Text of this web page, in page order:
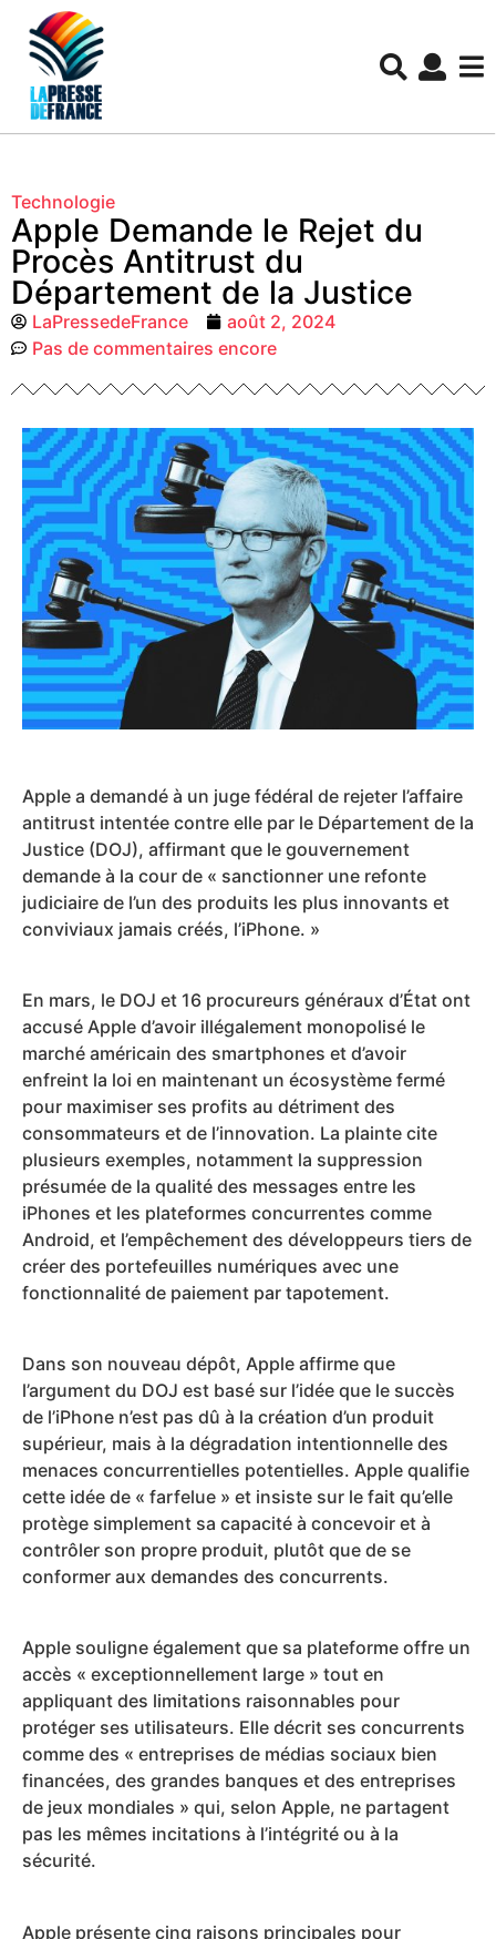
Technologie
Apple Demande le Rejet du
Procès Antitrust du
Département de la Justice
LaPressedeFrance
août 2, 2024
Pas de commentaires encore
Apple a demandé à un juge fédéral de rejeter l’affaire
antitrust intentée contre elle par le Département de la
Justice (DOJ), affirmant que le gouvernement
demande à la cour de « sanctionner une refonte
judiciaire de l’un des produits les plus innovants et
conviviaux jamais créés, l’iPhone. »
En mars, le DOJ et 16 procureurs généraux d’État ont
accusé Apple d’avoir illégalement monopolisé le
marché américain des smartphones et d’avoir
enfreint la loi en maintenant un écosystème fermé
pour maximiser ses profits au détriment des
consommateurs et de l’innovation. La plainte cite
plusieurs exemples, notamment la suppression
présumée de la qualité des messages entre les
iPhones et les plateformes concurrentes comme
Android, et l’empêchement des développeurs tiers de
créer des portefeuilles numériques avec une
fonctionnalité de paiement par tapotement.
Dans son nouveau dépôt, Apple affirme que
l’argument du DOJ est basé sur l’idée que le succès
de l’iPhone n’est pas dû à la création d’un produit
supérieur, mais à la dégradation intentionnelle des
menaces concurrentielles potentielles. Apple qualifie
cette idée de « farfelue » et insiste sur le fait qu’elle
protège simplement sa capacité à concevoir et à
contrôler son propre produit, plutôt que de se
conformer aux demandes des concurrents.
Apple souligne également que sa plateforme offre un
accès « exceptionnellement large » tout en
appliquant des limitations raisonnables pour
protéger ses utilisateurs. Elle décrit ses concurrents
comme des « entreprises de médias sociaux bien
financées, des grandes banques et des entreprises
de jeux mondiales » qui, selon Apple, ne partagent
pas les mêmes incitations à l’intégrité ou à la
sécurité.
Apple présente cinq raisons principales pour